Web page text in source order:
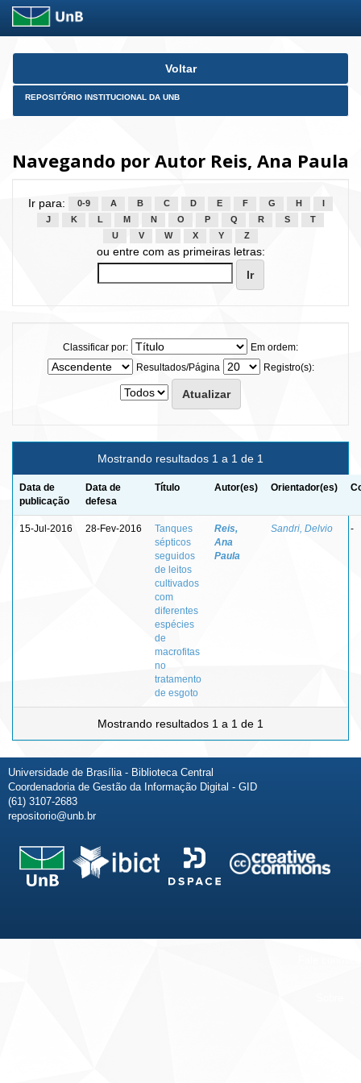
Skip
Voltar
REPOSITÓRIO INSTITUCIONAL DA UNB
Navegando por Autor Reis, Ana Paula
Ir para: 0-9 A B C D E F G H
J
K L M N O P Q R S
T
U
V W X Y Z
ou entre com as primeiras letras:
Classificar por:
Em ordem:
Resultados/Página
Registro(s):
Mostrando resultados 1 a 1 de 1
Data de
publicação
Data de
defesa
Título Autor(es) Orientador(es)
15-Jul-2016 28-Fev-2016
Tanques
sépticos
seguidos
de leitos
cultivados
com
diferentes
espécies
de
macrofitas
no
tratamento
de esgoto
Reis,
Ana
Paula
Sandri, Delvio -
Mostrando resultados 1 a 1 de 1
Universidade de Brasília - Biblioteca Central
Coordenadoria de Gestão da Informação Digital - GID
(61) 3107-2683
repositorio@unb.br